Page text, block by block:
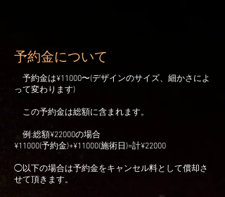
予約金について
予約金は¥11000〜(デザインのサイズ、細かさによ
って変わります)
この予約金は総額に含まれます。
例:総額¥22000の場合
¥11000(予約金)+¥11000(施術日)=計¥22000
◯以下の場合は予約金をキャンセル料として償却さ
せて頂きます。